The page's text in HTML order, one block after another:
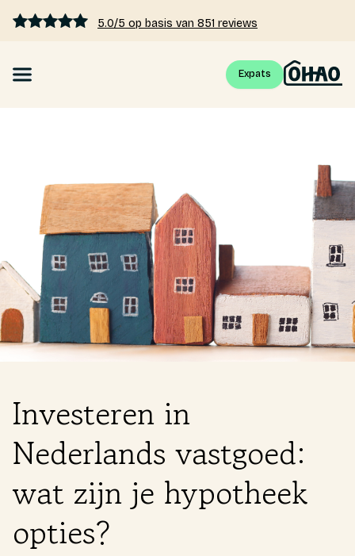
5.0/5 op basis van 851 reviews
Expats
Hypotheek berekenen
Kennis
Tarieven
Over ons
Gratis kennismaking
Investeren in
Nederlands vastgoed:
wat zijn je hypotheek
opties?